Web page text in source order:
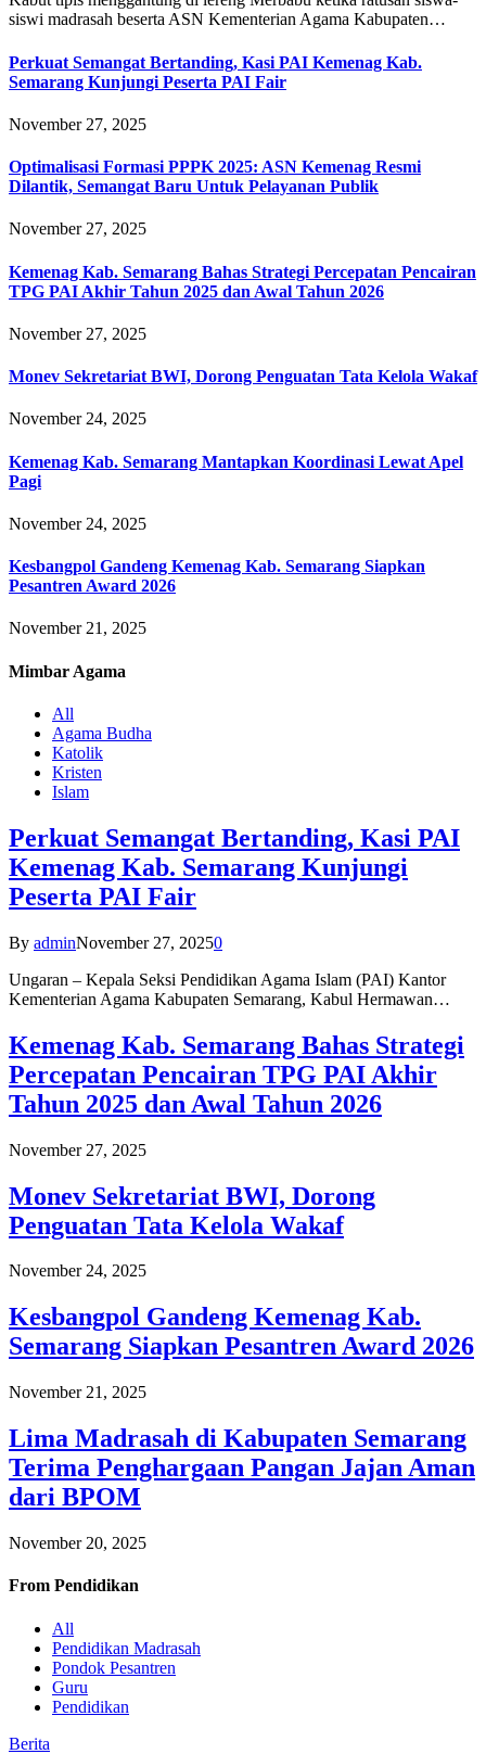
siswi madrasah beserta ASN Kementerian Agama Kabupaten…
Perkuat Semangat Bertanding, Kasi PAI Kemenag Kab.
Semarang Kunjungi Peserta PAI Fair
November 27, 2025
Optimalisasi Formasi PPPK 2025: ASN Kemenag Resmi
Dilantik, Semangat Baru Untuk Pelayanan Publik
November 27, 2025
Kemenag Kab. Semarang Bahas Strategi Percepatan Pencairan
TPG PAI Akhir Tahun 2025 dan Awal Tahun 2026
November 27, 2025
Monev Sekretariat BWI, Dorong Penguatan Tata Kelola Wakaf
November 24, 2025
Kemenag Kab. Semarang Mantapkan Koordinasi Lewat Apel
Pagi
November 24, 2025
Kesbangpol Gandeng Kemenag Kab. Semarang Siapkan
Pesantren Award 2026
November 21, 2025
Mimbar Agama
All
Agama Budha
Katolik
Kristen
Islam
Perkuat Semangat Bertanding, Kasi PAI
Kemenag Kab. Semarang Kunjungi
Peserta PAI Fair
By adminNovember 27, 20250
Ungaran – Kepala Seksi Pendidikan Agama Islam (PAI) Kantor
Kementerian Agama Kabupaten Semarang, Kabul Hermawan…
Kemenag Kab. Semarang Bahas Strategi
Percepatan Pencairan TPG PAI Akhir
Tahun 2025 dan Awal Tahun 2026
November 27, 2025
Monev Sekretariat BWI, Dorong
Penguatan Tata Kelola Wakaf
November 24, 2025
Kesbangpol Gandeng Kemenag Kab.
Semarang Siapkan Pesantren Award 2026
November 21, 2025
Lima Madrasah di Kabupaten Semarang
Terima Penghargaan Pangan Jajan Aman
dari BPOM
November 20, 2025
From Pendidikan
All
Pendidikan Madrasah
Pondok Pesantren
Guru
Pendidikan
Berita